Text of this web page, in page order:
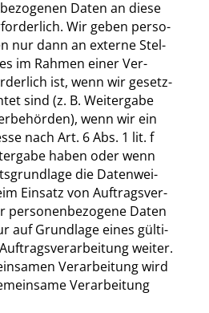
Daten an die­se
Wir geben per­so­
nur dann an exter­ne Stel­
im Rah­men einer Ver­
ist, wenn wir gesetz­
sind (z. B. Wei­ter­ga­be
wenn wir ein
nach Art. 6 Abs. 1 lit. f
haben oder wenn
die Daten­wei­
Ein­satz von Auf­trags­ver­
per­so­nen­be­zo­ge­ne Daten
auf Grund­la­ge eines gül­ti­
wei­ter.
Ver­ar­bei­tung wird
Ver­ar­bei­tung